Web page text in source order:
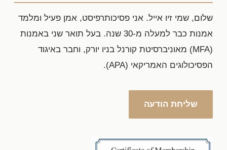
שלום, שמי זיו אייל. אני פסיכותרפיסט, אמן פעיל ומלמד
אמנות כבר למעלה מ-30 שנה. בעל תואר שני באמנות
(MFA) מאוניברסיטת קורנל בניו יורק, וחבר באיגוד
הפסיכולוגים האמריקאי (APA).
שליחת הודעה